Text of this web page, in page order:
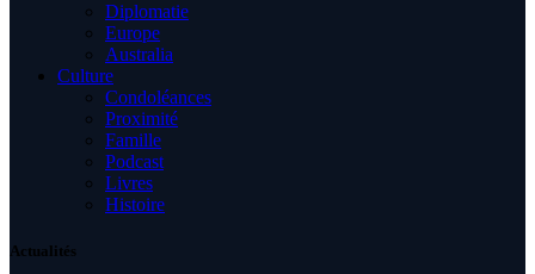
Diplomatie
Europe
Australia
Culture
Condoléances
Proximité
Famille
Podcast
Livres
Histoire
Actualités